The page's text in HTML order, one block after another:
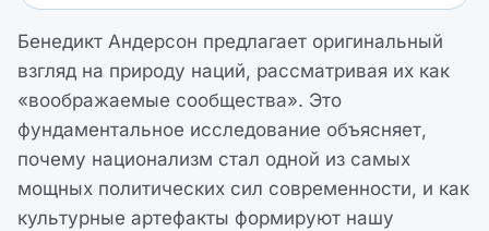
Бенедикт Андерсон предлагает оригинальный
взгляд на природу наций, рассматривая их как
«воображаемые сообщества». Это
фундаментальное исследование объясняет,
почему национализм стал одной из самых
мощных политических сил современности, и как
культурные артефакты формируют нашу